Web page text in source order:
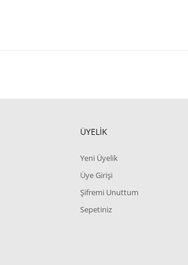
ÜYELİK
Yeni Üyelik
Üye Girişi
Şifremi Unuttum
Sepetiniz